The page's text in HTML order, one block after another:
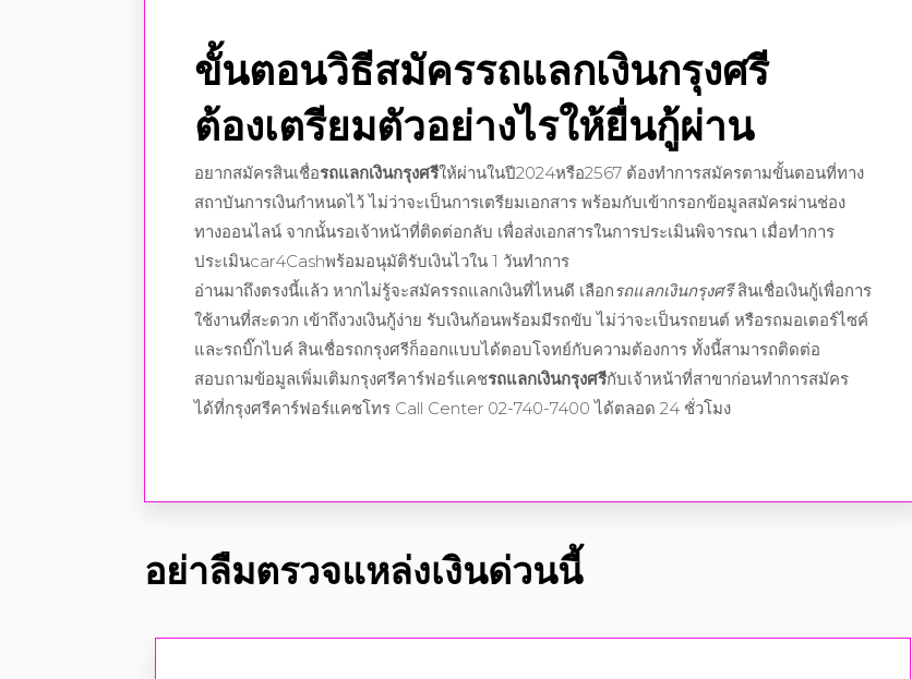
ขั้นตอนวิธีสมัครรถแลกเงินกรุงศรี
ต้องเตรียมตัวอย่างไรให้ยื่นกู้ผ่าน
อยากสมัครสินเชื่อรถแลกเงินกรุงศรีให้ผ่านในปี2024หรือ2567 ต้องทำการสมัครตามขั้นตอนที่ทาง
สถาบันการเงินกำหนดไว้ ไม่ว่าจะเป็นการเตรียมเอกสาร พร้อมกับเข้ากรอกข้อมูลสมัครผ่านช่อง
ทางออนไลน์ จากนั้นรอเจ้าหน้าที่ติดต่อกลับ เพื่อส่งเอกสารในการประเมินพิจารณา เมื่อทำการ
ประเมินcar4Cashพร้อมอนุมัติรับเงินไวใน 1 วันทำการ
อ่านมาถึงตรงนี้แล้ว หากไม่รู้จะสมัครรถแลกเงินที่ไหนดี เลือกรถแลกเงินกรุงศรีสินเชื่อเงินกู้เพื่อการ
ใช้งานที่สะดวก เข้าถึงวงเงินกู้ง่าย รับเงินก้อนพร้อมมีรถขับ ไม่ว่าจะเป็นรถยนต์ หรือรถมอเตอร์ไซค์
และรถบิ๊กไบค์ สินเชื่อรถกรุงศรีก็ออกแบบได้ตอบโจทย์กับความต้องการ ทั้งนี้สามารถติดต่อ
สอบถามข้อมูลเพิ่มเติมกรุงศรีคาร์ฟอร์แคชรถแลกเงินกรุงศรีกับเจ้าหน้าที่สาขาก่อนทำการสมัคร
ได้ที่กรุงศรีคาร์ฟอร์แคชโทร Call Center 02-740-7400 ได้ตลอด 24 ชั่วโมง
อย่าลืมตรวจแหล่งเงินด่วนนี้